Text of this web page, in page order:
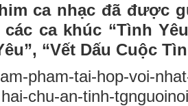
ca nhạc đã được
ca khúc “Tình
“Vết Dấu Cuộc